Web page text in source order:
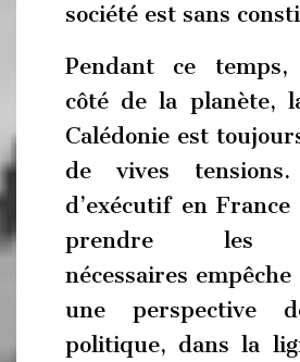
société est sans
Pendant ce
côté de la planète,
Calédonie est
de vives tensions.
d’exécutif en
prendre les
nécessaires
une perspective
politique, dans la